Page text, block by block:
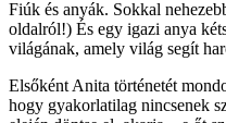
Fiúk és anyák. Sokkal
oldalról!) És egy igazi anya
világának, amely világ segít
Elsőként Anita történetét
hogy gyakorlatilag nincsenek